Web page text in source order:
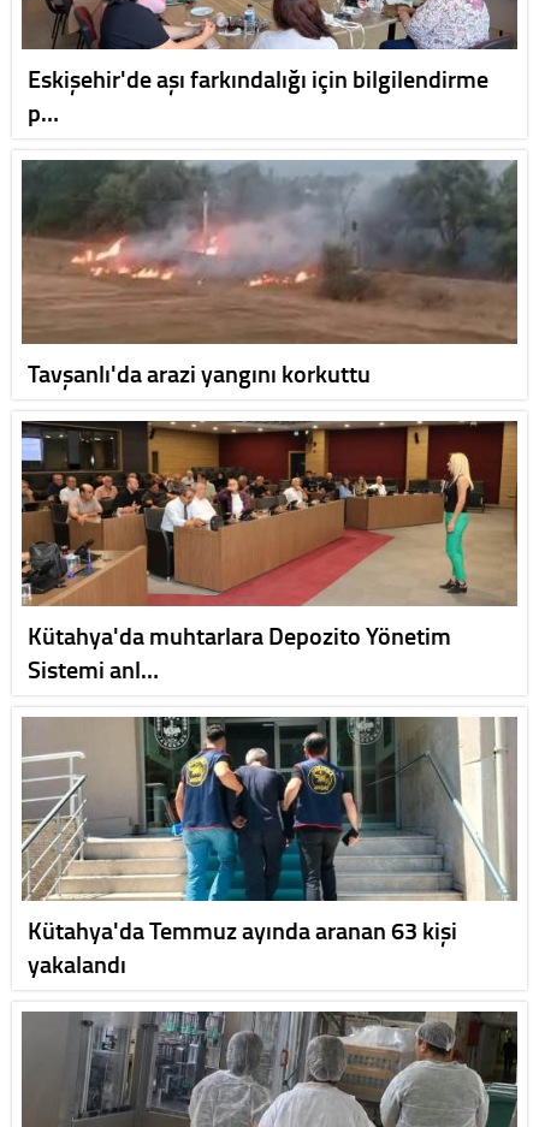
Eskişehir'de aşı farkındalığı için bilgilendirme
p…
Tavşanlı'da arazi yangını korkuttu
Kütahya'da muhtarlara Depozito Yönetim
Sistemi anl…
Kütahya'da Temmuz ayında aranan 63 kişi
yakalandı